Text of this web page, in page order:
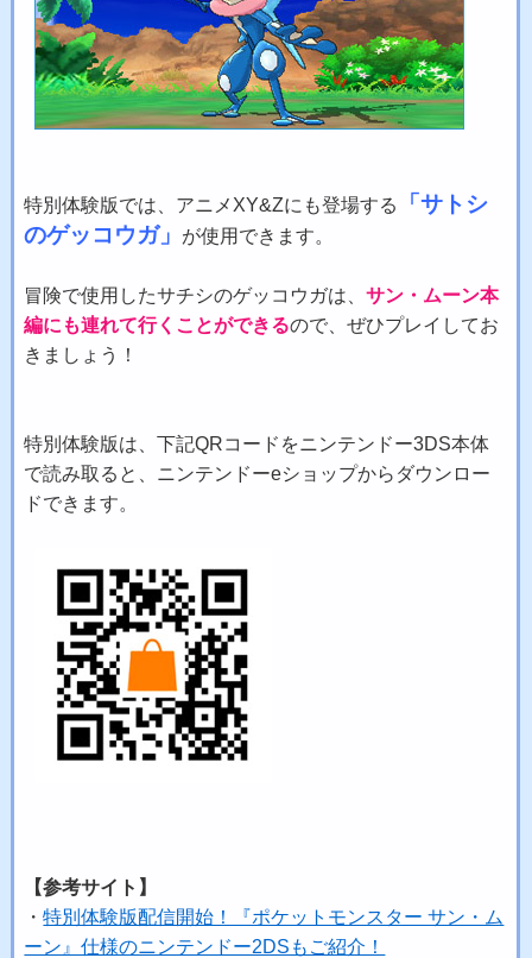
特別体験版では、アニメXY&Zにも登場する
「サトシ
のゲッコウガ」
が使用できます。
冒険で使用したサチシのゲッコウガは、サン・ムーン本
編にも連れて行くことができるので、ぜひプレイしてお
きましょう！
特別体験版は、下記QRコードをニンテンドー3DS本体
で読み取ると、ニンテンドーeショップからダウンロー
ドできます。
【参考サイト】
・特別体験版配信開始！『ポケットモンスター サン・ム
ーン』仕様のニンテンドー2DSもご紹介！